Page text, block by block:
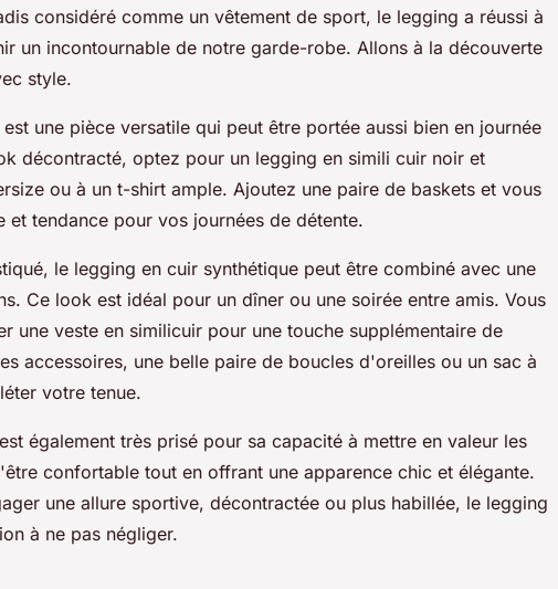
considéré comme un vêtement de sport, le legging a réussi à
un incontournable de notre garde-robe. Allons à la découverte
style.
est une pièce versatile qui peut être portée aussi bien en journée
décontracté, optez pour un legging en simili cuir noir et
ou à un t-shirt ample. Ajoutez une paire de baskets et vous
tendance pour vos journées de détente.
le legging en cuir synthétique peut être combiné avec une
Ce look est idéal pour un dîner ou une soirée entre amis. Vous
une veste en similicuir pour une touche supplémentaire de
accessoires, une belle paire de boucles d'oreilles ou un sac à
votre tenue.
également très prisé pour sa capacité à mettre en valeur les
confortable tout en offrant une apparence chic et élégante.
une allure sportive, décontractée ou plus habillée, le legging
à ne pas négliger.